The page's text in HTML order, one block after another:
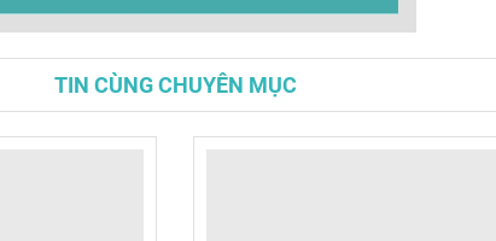
TIN CÙNG CHUYÊN MỤC